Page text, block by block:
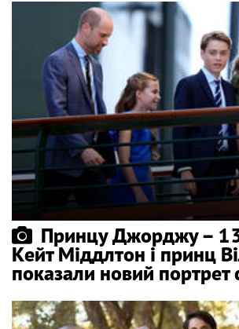
Принцу Джорджу –
Кейт Міддлтон і принц
показали новий портрет